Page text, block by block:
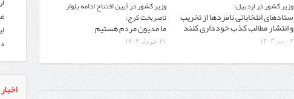
وزیر کشور در اردبیل:
ستادهای انتخاباتی نامزدها از تخریب
و انتشار مطالب کذب خودداری کنند
۰۳ تیر ۱۴۰۳
وزیر کشور در آیین افتتاح ادامه بلوار
ناصربخت کرج:
ما مدیون مردم هستیم
۳۱ خرداد ۱۴۰۳